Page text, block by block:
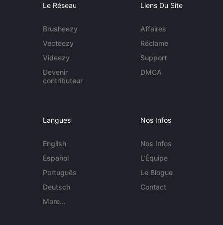
Le Réseau
Brusheezy
Vecteezy
Videezy
Devenir
contributeur
Liens Du Site
Affaires
Réclame
Support
DMCA
Langues
English
Español
Português
Deutsch
More...
Nos Infos
Nos Infos
L'Équipe
Le Blogue
Contact